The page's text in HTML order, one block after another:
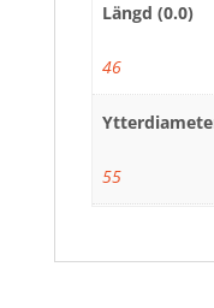
Längd (0.0)
46
55